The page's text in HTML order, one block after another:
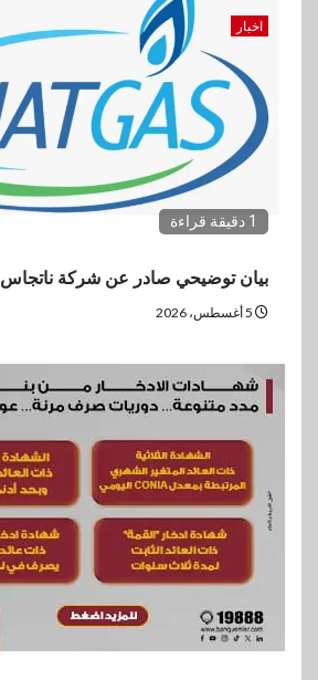
اخبار
1 دقيقة قراءة
بيان توضيحي صادر عن شركة ناتجاس